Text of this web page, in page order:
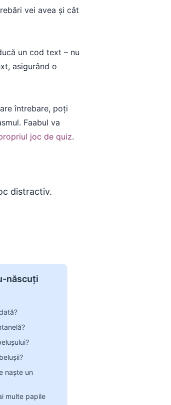
vei avea și cât
un cod text – nu
asigurând o
întrebare, poți
Faabul va
joc de quiz.
distractiv.
născuți
naște un
multe papile